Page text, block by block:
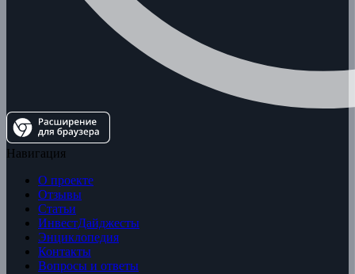
Навигация
О проекте
Отзывы
Статьи
ИнвестДайджесты
Энциклопедия
Контакты
Вопросы и ответы